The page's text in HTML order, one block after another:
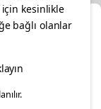
hizmet ve
için kesinlikle
bağlı olanlar